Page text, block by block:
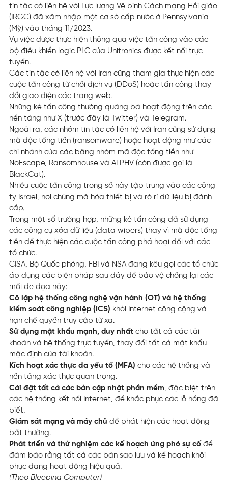
tin tặc có liên hệ với Lực lượng Vệ binh Cách mạng Hồi giáo
(IRGC) đã xâm nhập một cơ sở cấp nước ở Pennsylvania
(Mỹ) vào tháng 11/2023.
Vụ việc được thực hiện thông qua việc tấn công vào các
bộ điều khiển logic PLC của Unitronics được kết nối trực
tuyến.
Các tin tặc có liên hệ với Iran cũng tham gia thực hiện các
cuộc tấn công từ chối dịch vụ (DDoS) hoặc tấn công thay
đổi giao diện các trang web.
Những kẻ tấn công thường quảng bá hoạt động trên các
nền tảng như X (trước đây là Twitter) và Telegram.
Ngoài ra, các nhóm tin tặc có liên hệ với Iran cũng sử dụng
mã độc tống tiền (ransomware) hoặc hoạt động như các
chi nhánh của các băng nhóm mã độc tống tiền như
NoEscape, Ransomhouse và ALPHV (còn được gọi là
BlackCat).
Nhiều cuộc tấn công trong số này tập trung vào các công
ty Israel, nơi chúng mã hóa thiết bị và rò rỉ dữ liệu bị đánh
cắp.
Trong một số trường hợp, những kẻ tấn công đã sử dụng
các công cụ xóa dữ liệu (data wipers) thay vì mã độc tống
tiền để thực hiện các cuộc tấn công phá hoại đối với các
tổ chức.
CISA, Bộ Quốc phòng, FBI và NSA đang kêu gọi các tổ chức
áp dụng các biện pháp sau đây để bảo vệ chống lại các
mối đe dọa này:
Cô lập hệ thống công nghệ vận hành (OT) và hệ thống
kiểm soát công nghiệp (ICS) khỏi Internet công cộng và
hạn chế quyền truy cập từ xa.
Sử dụng mật khẩu mạnh, duy nhất cho tất cả các tài
khoản và hệ thống trực tuyến, thay đổi tất cả mật khẩu
mặc định của tài khoản.
Kích hoạt xác thực đa yếu tố (MFA) cho các hệ thống và
nền tảng xác thực quan trọng.
Cài đặt tất cả các bản cập nhật phần mềm, đặc biệt trên
các hệ thống kết nối Internet, để khắc phục các lỗ hổng đã
biết.
Giám sát mạng và máy chủ để phát hiện các hoạt động
bất thường.
Phát triển và thử nghiệm các kế hoạch ứng phó sự cố để
đảm bảo rằng tất cả các bản sao lưu và kế hoạch khôi
phục đang hoạt động hiệu quả.
(Theo Bleeping Computer)